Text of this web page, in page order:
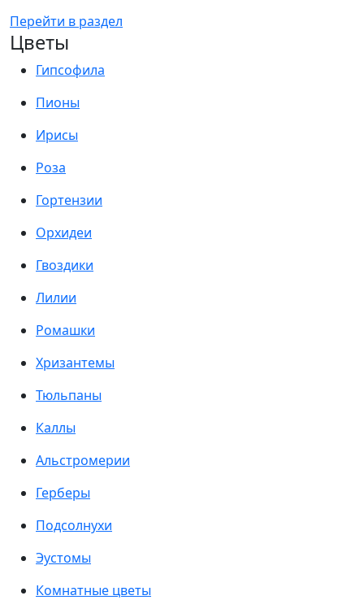
Перейти в раздел
Цветы
Гипсофила
Пионы
Ирисы
Роза
Гортензии
Орхидеи
Гвоздики
Лилии
Ромашки
Хризантемы
Тюльпаны
Каллы
Альстромерии
Герберы
Подсолнухи
Эустомы
Комнатные цветы